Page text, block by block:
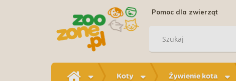
Pomoc dla zwierząt
Koty Żywienie kota